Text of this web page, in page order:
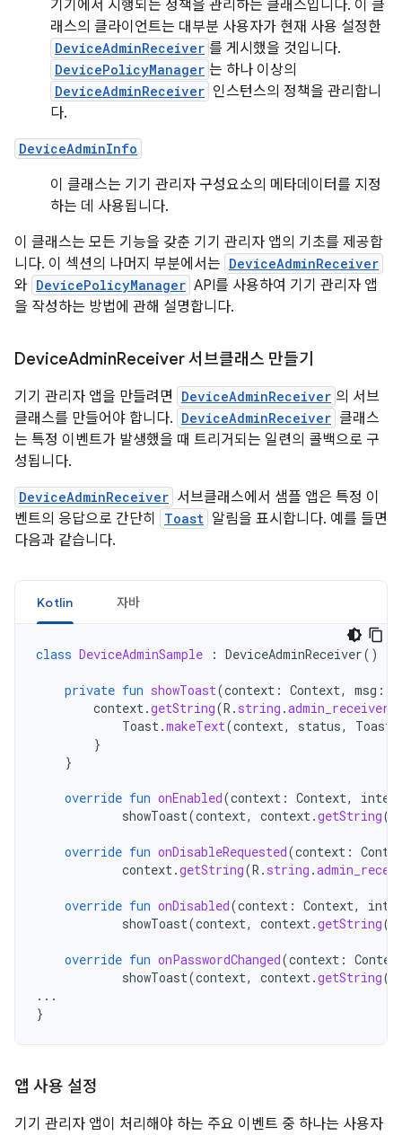
기기에서 시행되는 정책을 관리하는 클래스입니다. 이 클
래스의 클라이언트는 대부분 사용자가 현재 사용 설정한
DeviceAdminReceiver 를 게시했을 것입니다.
DevicePolicyManager 는 하나 이상의
DeviceAdminReceiver 인스턴스의 정책을 관리합니
다.
DeviceAdminInfo
이 클래스는 기기 관리자 구성요소의 메타데이터를 지정
하는 데 사용됩니다.
이 클래스는 모든 기능을 갖춘 기기 관리자 앱의 기초를 제공합
니다. 이 섹션의 나머지 부분에서는 DeviceAdminReceiver
와 DevicePolicyManager API를 사용하여 기기 관리자 앱
을 작성하는 방법에 관해 설명합니다.
DeviceAdminReceiver 서브클래스 만들기
기기 관리자 앱을 만들려면 DeviceAdminReceiver 의 서브
클래스를 만들어야 합니다. DeviceAdminReceiver 클래스
는 특정 이벤트가 발생했을 때 트리거되는 일련의 콜백으로 구
성됩니다.
DeviceAdminReceiver 서브클래스에서 샘플 앱은 특정 이
벤트의 응답으로 간단히
Toast 알림을 표시합니다. 예를 들면
다음과 같습니다.
Kotlin 자바
class DeviceAdminSample : DeviceAdminReceiver()
private fun showToast(context : Context, msg :
context.getString(R . string .
Toast.makeText(context, status, Toast
}
}
override fun onEnabled(context : Context,
showToast(context, context.getString(
override fun onDisableRequested(context :
context.getString(R . string .
override fun onDisabled(context : Context,
showToast(context, context.getString(
override fun onPasswordChanged(context :
showToast(context, context.getString(
...
}
앱 사용 설정
기기 관리자 앱이 처리해야 하는 주요 이벤트 중 하나는 사용자